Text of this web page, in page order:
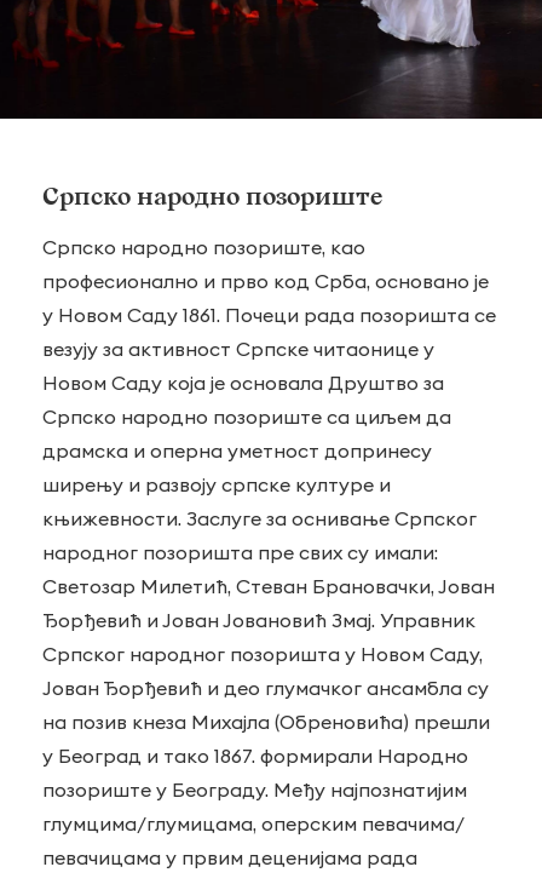
Српско народно позориште
Српско народно позориште, као
професионално и прво код Срба, основано је
у Новом Саду 1861. Почеци рада позоришта се
везују за активност Српске читаонице у
Новом Саду која је основала Друштво за
Српско народно позориште са циљем да
драмска и оперна уметност допринесу
ширењу и развоју српске културе и
књижевности. Заслуге за оснивање Српског
народног позоришта пре свих су имали:
Светозар Милетић, Стеван Брановачки, Јован
Ђорђевић и Јован Јовановић Змај. Управник
Српског народног позоришта у Новом Саду,
Јован Ђорђевић и део глумачког ансамбла су
на позив кнеза Михајла (Обреновића) прешли
у Београд и тако 1867. формирали Народно
позориште у Београду. Међу најпознатијим
глумцима/глумицама, оперским певачима/
певачицама у првим деценијама рада